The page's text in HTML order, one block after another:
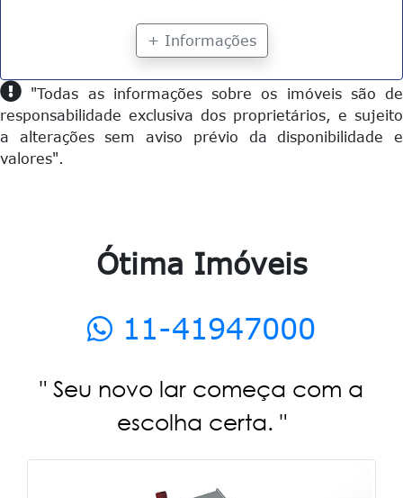
+ Informações
"Todas as informações sobre os imóveis são de
responsabilidade exclusiva dos proprietários, e sujeito
a alterações sem aviso prévio da disponibilidade e
valores".
Ótima Imóveis
11-41947000
" Seu novo lar começa com a
escolha certa. "